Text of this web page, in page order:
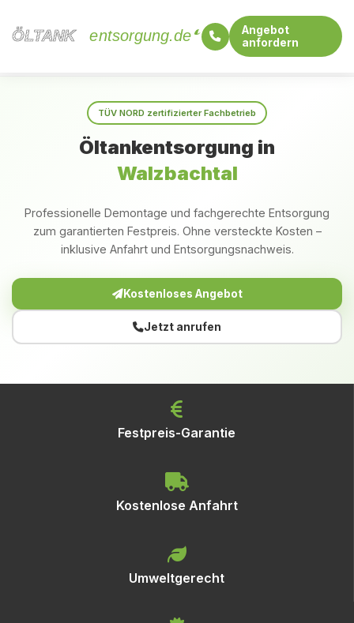
ÖLTANK
ÖLTANK entsorgung.de
Angebot
anfordern
TÜV NORD zertifizierter Fachbetrieb
Öltankentsorgung in
Walzbachtal
Professionelle Demontage und fachgerechte Entsorgung
zum garantierten Festpreis. Ohne versteckte Kosten –
inklusive Anfahrt und Entsorgungsnachweis.
Kostenloses Angebot
Jetzt anrufen
Festpreis-Garantie
Kostenlose Anfahrt
Umweltgerecht